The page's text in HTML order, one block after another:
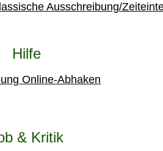
Ausschreibung/
Hilfe
Online-Abhaken
& Kritik